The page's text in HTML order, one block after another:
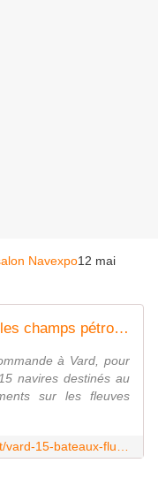
12 mai
Vard : 15 bateaux fluviaux pour les champs pétroliers du Kazakhstan
à Vard, pour
navires destinés au
sur les fleuves